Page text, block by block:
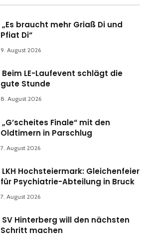
„Es braucht mehr Griaß Di und
Pfiat Di“
9. August 2026
Beim LE-Laufevent schlägt die
gute Stunde
8. August 2026
„G’scheites Finale“ mit den
Oldtimern in Parschlug
7. August 2026
LKH Hochsteiermark: Gleichenfeier
für Psychiatrie-Abteilung in Bruck
7. August 2026
SV Hinterberg will den nächsten
Schritt machen